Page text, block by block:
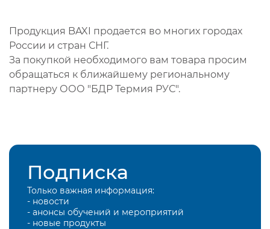
Продукция BAXI продается во многих городах
России и стран СНГ.
За покупкой необходимого вам товара просим
обращаться к ближайшему региональному
партнеру ООО "БДР Термия РУС".
Подписка
Только важная информация:
- новости
- анонсы обучений и мероприятий
- новые продукты